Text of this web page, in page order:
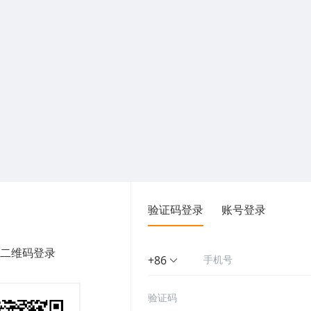
维码登录
验证码登录 账号登录
+86